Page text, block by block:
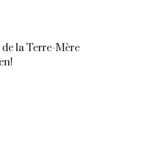
la Terre-Mère